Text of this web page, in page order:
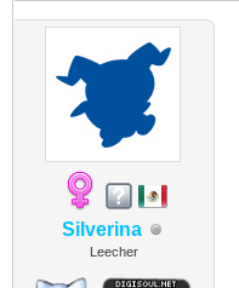
Silverina
Leecher